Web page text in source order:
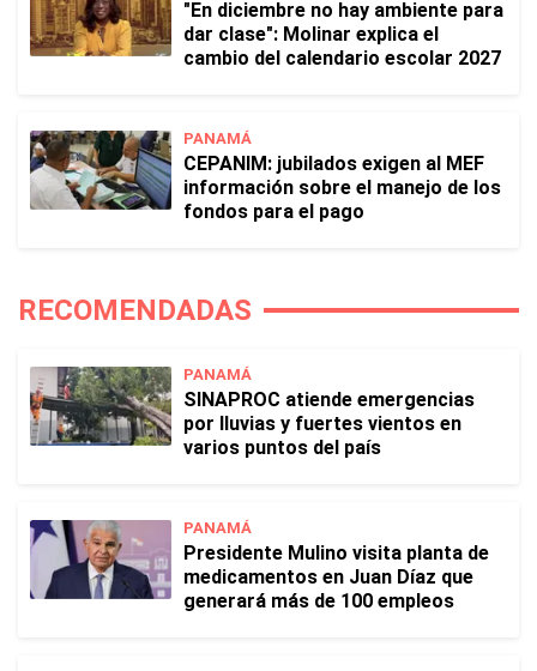
"En diciembre no hay ambiente para
dar clase": Molinar explica el
cambio del calendario escolar 2027
PANAMÁ
CEPANIM: jubilados exigen al MEF
información sobre el manejo de los
fondos para el pago
RECOMENDADAS
PANAMÁ
SINAPROC atiende emergencias
por lluvias y fuertes vientos en
varios puntos del país
PANAMÁ
Presidente Mulino visita planta de
medicamentos en Juan Díaz que
generará más de 100 empleos